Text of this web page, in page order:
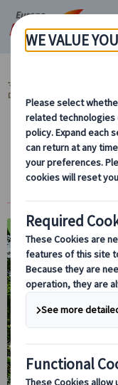
マイバス・ヨーロッパ ヨ
ロッパ周遊旅行『ランドクル
【10％OFF】まだ間に合う
中欧ハイライ
バ・プラハ5